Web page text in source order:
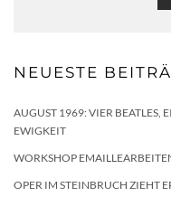
NEUESTE
AUGUST 1969: VIER BEATLES,
EWIGKEIT
WORKSHOP
OPER IM STEINBRUCH ZIEHT